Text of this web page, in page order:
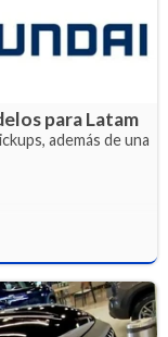
para Latam
además de una